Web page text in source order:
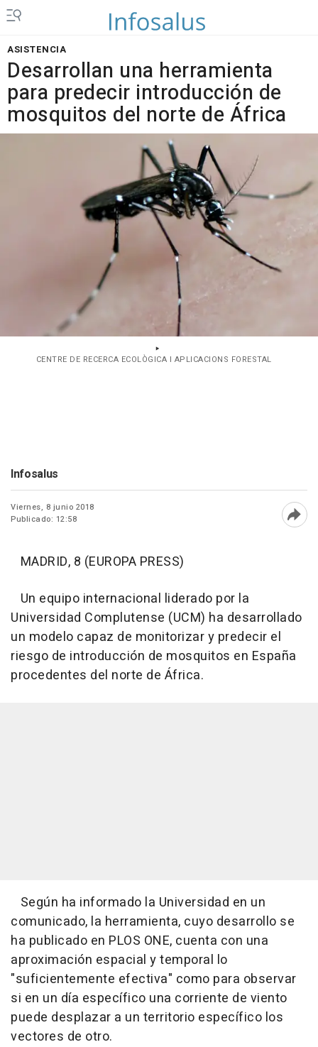
ASISTENCIA
Desarrollan una herramienta
para predecir introducción de
mosquitos del norte de África
CENTRE DE RECERCA ECOLÒGICA I APLICACIONS FORESTAL
Infosalus
Viernes, 8 junio 2018
Publicado: 12:58
MADRID, 8 (EUROPA PRESS)
Un equipo internacional liderado por la
Universidad Complutense (UCM) ha desarrollado
un modelo capaz de monitorizar y predecir el
riesgo de introducción de mosquitos en España
procedentes del norte de África.
Según ha informado la Universidad en un
comunicado, la herramienta, cuyo desarrollo se
ha publicado en PLOS ONE, cuenta con una
aproximación espacial y temporal lo
"suficientemente efectiva" como para observar
si en un día específico una corriente de viento
puede desplazar a un territorio específico los
vectores de otro.